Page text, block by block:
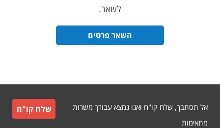
לשאר.
השאר פרטים
אל תסתבך, שלח קו"ח ואנו נמצא עבורך משרות
מתאימות
שלח קו"ח